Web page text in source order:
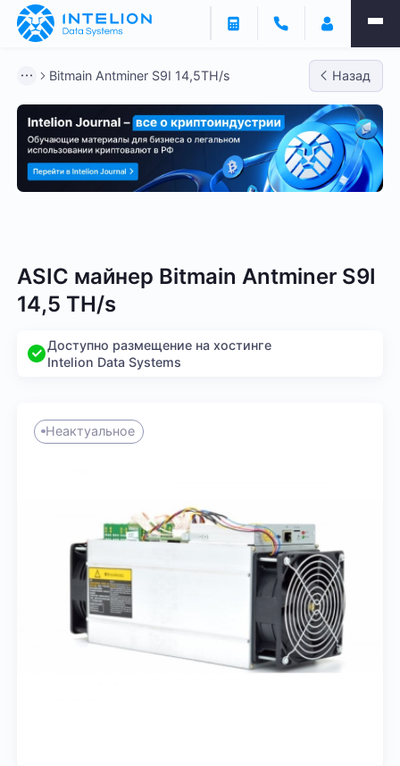
Bitmain Antminer S9I 14,5TH/s Назад
ASIC майнер Bitmain Antminer S9I
14,5 TH/s
Доступно размещение на хостинге
Intelion Data Systems
Неактуальное